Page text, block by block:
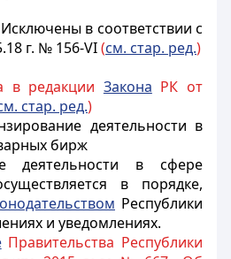
Исключены в соответствии с
г. № 156-VI(см. стар. ред.)
в редакции Закона РК от
стар. ред.)
деятельности в
бирж
деятельности в сфере
в порядке,
Республики
и уведомлениях.
Правительства Республики